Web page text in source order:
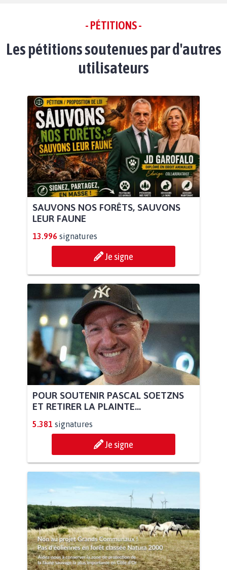
- PÉTITIONS -
Les pétitions soutenues par d'autres
utilisateurs
SAUVONS NOS FORÊTS, SAUVONS
LEUR FAUNE
13.996 signatures
Je signe
POUR SOUTENIR PASCAL SOETZNS
ET RETIRER LA PLAINTE...
5.381 signatures
Je signe